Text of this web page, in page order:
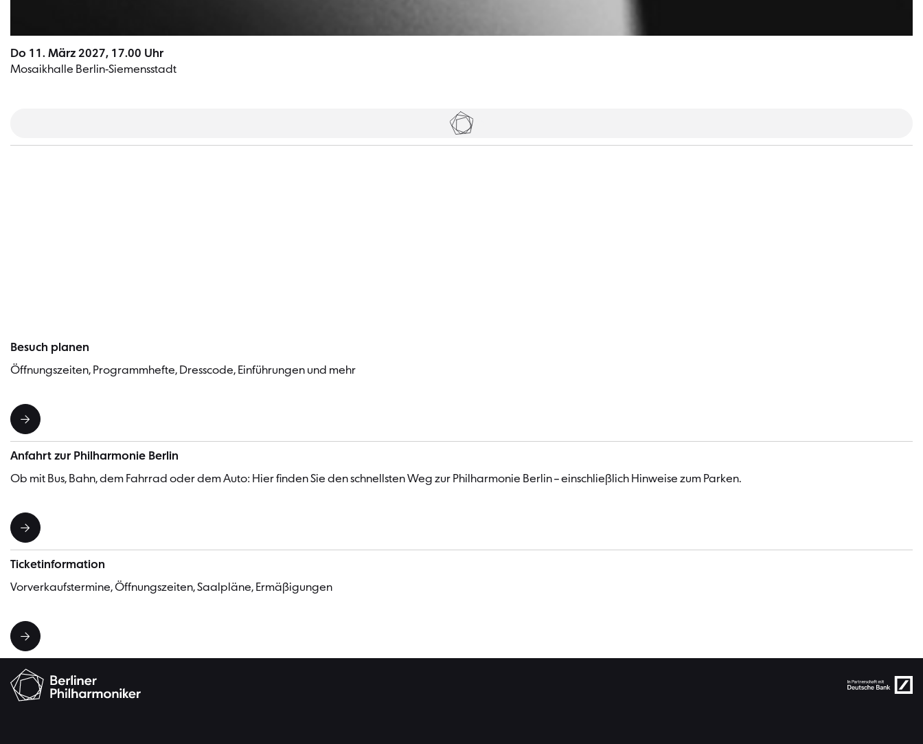
Do 11. März 2027, 17.00 Uhr
Mosaikhalle Berlin-Siemensstadt
Tickets
Besuch planen
Öffnungszeiten, Programmhefte, Dresscode, Einführungen und mehr
Anfahrt zur Philharmonie Berlin
Ob mit Bus, Bahn, dem Fahrrad oder dem Auto: Hier finden Sie den schnellsten Weg zur Philharmonie Berlin – einschließlich Hinweise zum Parken.
Ticketinformation
Vorverkaufstermine, Öffnungszeiten, Saalpläne, Ermäßigungen